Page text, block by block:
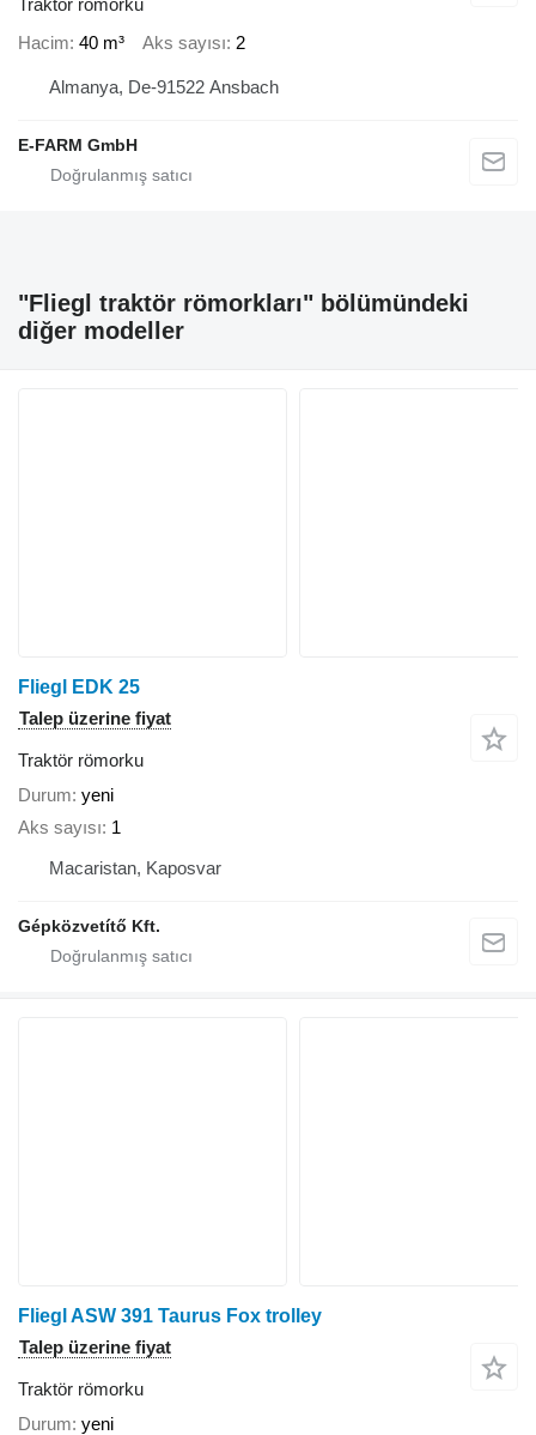
Traktör römorku
Hacim 40 m³ Aks sayısı 2
Almanya, De-91522 Ansbach
E-FARM GmbH
"Fliegl traktör römorkları" bölümündeki
diğer modeller
Fliegl EDK 25
Talep üzerine fiyat
Traktör römorku
Durum yeni
Aks sayısı 1
Macaristan, Kaposvar
Gépközvetítő Kft.
Fliegl ASW 391 Taurus Fox trolley
Talep üzerine fiyat
Traktör römorku
Durum yeni